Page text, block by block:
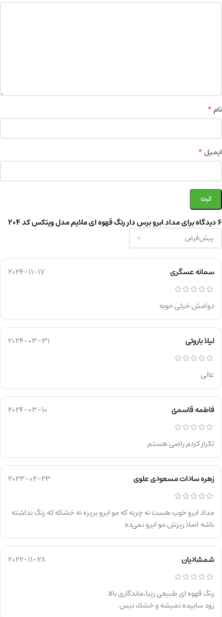
6 دیدگاه برای مداد ابرو برس دار رنگ قهوه ای ملایم مدل ویتکس کد 204
سمانه عسگری 2024-11-17
دوامش خیلی خوبه
لیلا باروتی 2024-03-31
عالی
فاطمه قاسمئ 2024-03-10
تکرار کردم راضی هستم
زهره سادات مسعودی علوی 2023-02-23
مداد ابرو خوب هست نه چربه که مو ابرو بریزه نه خشکه که رنگ نداشته
باشه اصلا ریزش مو ابرو نمی‌ده
شمشادیان 2022-11-28
رنگ قهوه اى طبيعى زيبا،ماندگارى بالا
زود ساييده نميشه و خشك نيس
نام*
ایمیل*